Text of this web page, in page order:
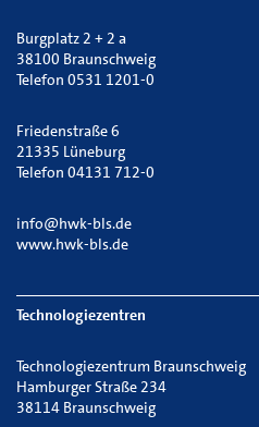
Burgplatz 2 + 2 a
38100 Braunschweig
Telefon 0531 1201-0
Friedenstraße 6
21335 Lüneburg
Telefon 04131 712-0
info@hwk-bls.de
www.hwk-bls.de
Technologiezentren
Technologiezentrum Braunschweig
Hamburger Straße 234
38114 Braunschweig